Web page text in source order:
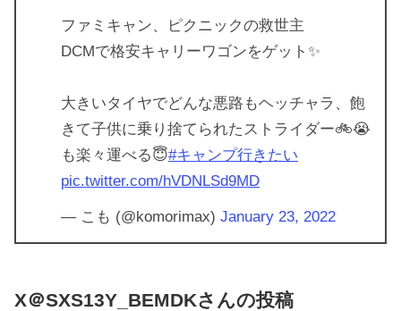
ファミキャン、ピクニックの救世主
DCMで格安キャリーワゴンをゲット✨
大きいタイヤでどんな悪路もヘッチャラ、飽
きて子供に乗り捨てられたストライダー🚲😭
も楽々運べる😇#キャンプ行きたい
pic.twitter.com/hVDNLSd9MD
— こも (@komorimax) January 23, 2022
X＠SXS13Y_BEMDKさんの投稿